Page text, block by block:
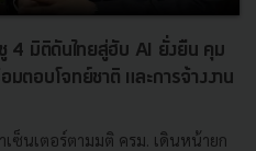
4 มิติดันไทยสู่ฮับ AI ยั่งยืน คุม
มตอบโจทย์ชาติ และการจ้างงาน
ซ็นเตอร์ตามมติ ครม. เดินหน้ายก